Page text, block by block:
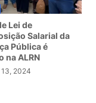
Lei de
Salarial da
Pública é
na ALRN
2024